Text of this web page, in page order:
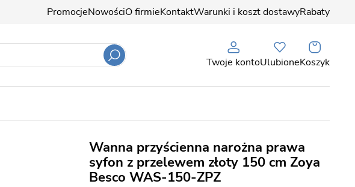
PromocjeNowościO firmieKontaktWarunki i koszt dostawyRabaty
Twoje kontoUlubioneKoszyk
Wanna przyścienna narożna prawa
syfon z przelewem złoty 150 cm Zoya
Besco WAS-150-ZPZ